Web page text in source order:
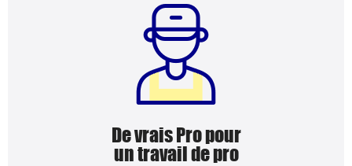
De vrais Pro pour
un travail de pro